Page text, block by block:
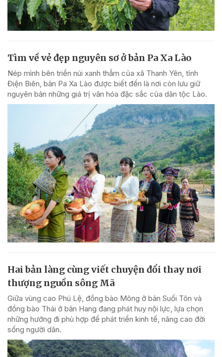
Tìm về vẻ đẹp nguyên sơ ở bản Pa Xa Lào
Nép mình bên triền núi xanh thẳm của xã Thanh Yên, tỉnh
Điện Biên, bản Pa Xa Lào được biết đến là nơi còn lưu giữ
nguyên bản những giá trị văn hóa đặc sắc của dân tộc Lào.
Hai bản làng cùng viết chuyện đổi thay nơi
thượng nguồn sông Mã
Giữa vùng cao Phú Lệ, đồng bào Mông ở bản Suối Tôn và
đồng bào Thái ở bản Hang đang phát huy nội lực, lựa chọn
những hướng đi phù hợp để phát triển kinh tế, nâng cao đời
sống người dân.